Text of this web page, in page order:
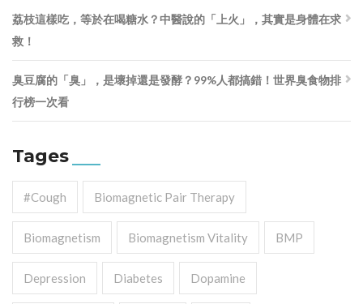
荔枝這樣吃，等於在喝糖水？中醫說的「上火」，其實是身體在求
救！
臭豆腐的「臭」，是壞掉還是發酵？99%人都搞錯！世界臭食物排
行榜一次看
Tages
#cough Biomagnetic Pair Therapy
Biomagnetism Biomagnetism Vitality BMP
Depression Diabetes Dopamine